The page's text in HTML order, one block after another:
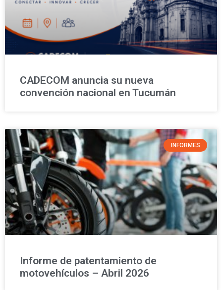
CADECOM anuncia su nueva
convención nacional en Tucumán
INFORMES
Informe de patentamiento de
motovehículos – Abril 2026